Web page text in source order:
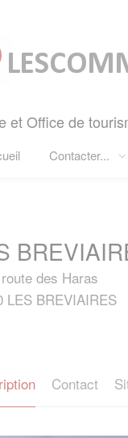
et Office de
Contacter...
des Haras
LES BREVIAIRES
Contact